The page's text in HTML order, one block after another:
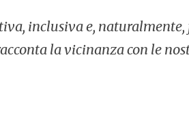
inclusiva e, naturalmente,
la vicinanza con le